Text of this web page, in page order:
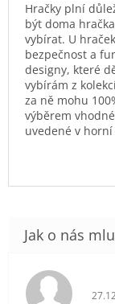
Hračky plní
být doma
vybírat. U
bezpečnost a
designy, které
vybírám z
za ně mohu
výběrem
uvedené v